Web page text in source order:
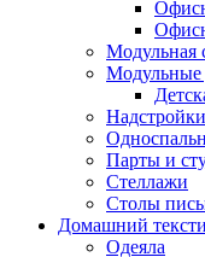
Модульная
Модульные
Надстройки
Парты и
Стеллажи
Столы
Домашний
Одеяла